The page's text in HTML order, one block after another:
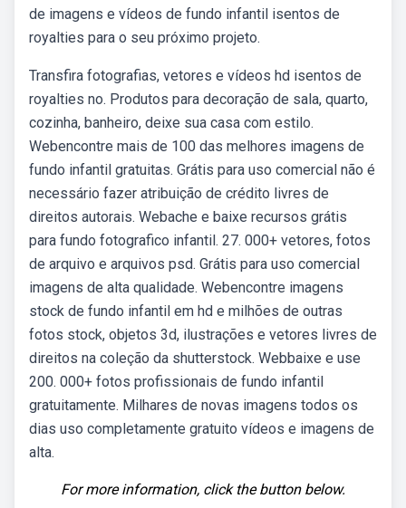
de imagens e vídeos de fundo infantil isentos de
royalties para o seu próximo projeto.
Transfira fotografias, vetores e vídeos hd isentos de
royalties no. Produtos para decoração de sala, quarto,
cozinha, banheiro, deixe sua casa com estilo.
Webencontre mais de 100 das melhores imagens de
fundo infantil gratuitas. Grátis para uso comercial não é
necessário fazer atribuição de crédito livres de
direitos autorais. Webache e baixe recursos grátis
para fundo fotografico infantil. 27. 000+ vetores, fotos
de arquivo e arquivos psd. Grátis para uso comercial
imagens de alta qualidade. Webencontre imagens
stock de fundo infantil em hd e milhões de outras
fotos stock, objetos 3d, ilustrações e vetores livres de
direitos na coleção da shutterstock. Webbaixe e use
200. 000+ fotos profissionais de fundo infantil
gratuitamente. Milhares de novas imagens todos os
dias uso completamente gratuito vídeos e imagens de
alta.
For more information, click the button below.